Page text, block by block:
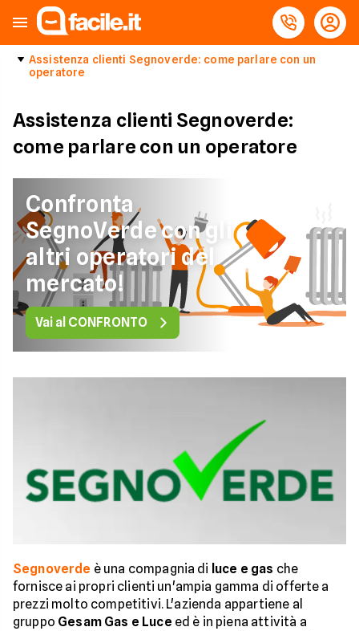
Assistenza clienti Segnoverde: come parlare con un
operatore
Assistenza clienti Segnoverde:
come parlare con un operatore
Confronta
SegnoVerde con gli
altri operatori del
mercato!
Vai al CONFRONTO
Segnoverde è una compagnia di luce e gas che
fornisce ai propri clienti un'ampia gamma di offerte a
prezzi molto competitivi. L'azienda appartiene al
gruppo Gesam Gas e Luce ed è in piena attività a